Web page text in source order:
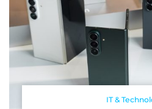
IT &